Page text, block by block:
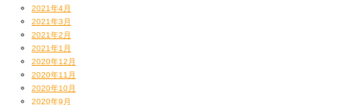
2021年4月
2021年3月
2021年2月
2021年1月
2020年12月
2020年11月
2020年10月
2020年9月